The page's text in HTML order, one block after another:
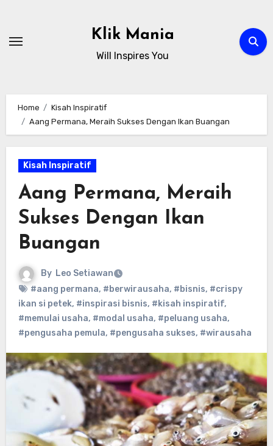
content
Klik Mania
Will Inspires You
Home
Kisah Inspiratif
Aang Permana, Meraih Sukses Dengan Ikan Buangan
Kisah Inspiratif
Aang Permana, Meraih
Sukses Dengan Ikan
Buangan
By Leo Setiawan
#aang permana, #berwirausaha, #bisnis, #crispy
ikan si petek, #inspirasi bisnis, #kisah inspiratif,
#memulai usaha, #modal usaha, #peluang usaha,
#pengusaha pemula, #pengusaha sukses, #wirausaha